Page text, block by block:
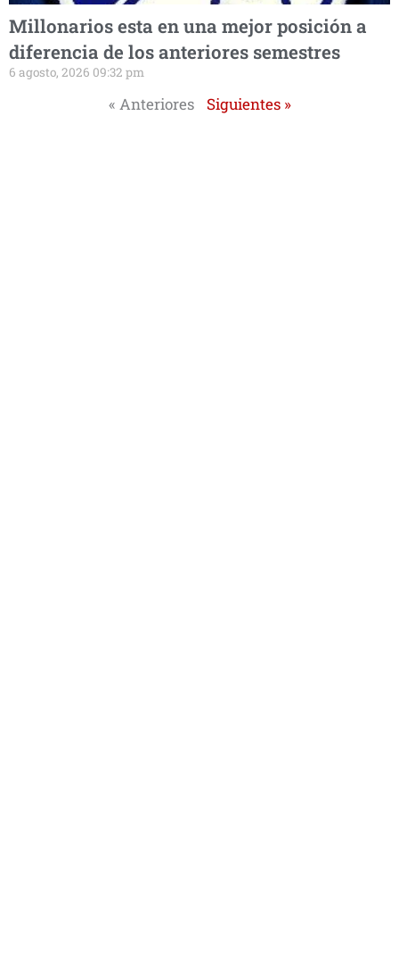
Millonarios esta en una mejor posición a
diferencia de los anteriores semestres
6 agosto, 2026 09:32 pm
« Anteriores Siguientes »